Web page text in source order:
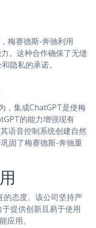
梅赛德斯-奔驰利用
。这种合作确保了无缝
隐私的承诺。
，集成ChatGPT是使梅
的能力增强现有
语音控制系统创建自然
固了梅赛德斯-奔驰重
的态度。该公司坚持严
提供创新且易于使用
应用。